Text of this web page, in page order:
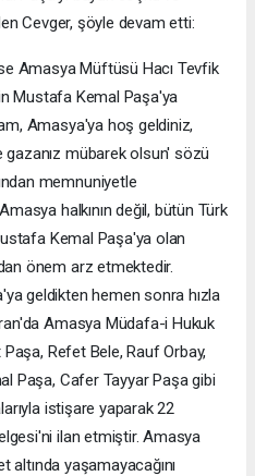
Cevger, şöyle devam etti:
Amasya Müftüsü Hacı Tevfik
Mustafa Kemal Paşa'ya
Amasya'ya hoş geldiniz,
mübarek olsun' sözü
memnuniyetle
halkının değil, bütün Türk
Kemal Paşa'ya olan
önem arz etmektedir.
geldikten hemen sonra hızla
Amasya Müdafa-i Hukuk
Refet Bele, Rauf Orbay,
Paşa, Cafer Tayyar Paşa gibi
istişare yaparak 22
ilan etmiştir. Amasya
yaşamayacağını